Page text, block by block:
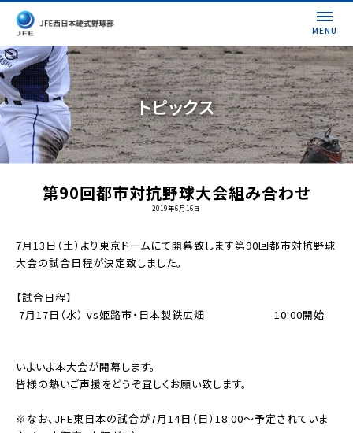
MENU
トピックス
第90回都市対抗野球大会組み合わせ
2019年6月16日
7月13日（土）より東京ドームにて開幕致します第90回都市対抗野球
大会の試合日程が決定致しました。
【試合日程】
7月17日（水） vs姫路市・日本製鉄広畑 10:00開始
いよいよ本大会が開幕します。
皆様の熱いご声援をどうぞ宜しくお願い致します。
※なお、JFE東日本の試合が7月14日（日）18:00～予定されていま